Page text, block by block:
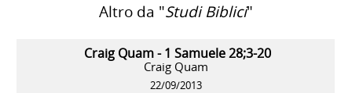
Altro da "Studi Biblici"
Craig Quam - 1 Samuele 28;3-20
Craig Quam
22/09/2013